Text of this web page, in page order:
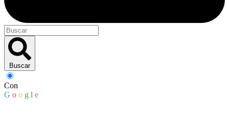
Buscar
Con
G o o g l e